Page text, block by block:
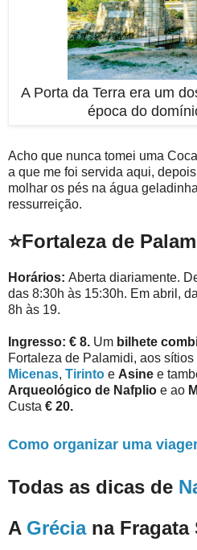
A Porta da Terra era um
época do
Acho que nunca tomei uma
a que me foi servida aqui,
molhar os pés na água
ressurreição.
⭐Fortaleza de
Horários: Aberta diariamente.
das 8:30h às 15:30h. Em abril,
8h às 19.
Ingresso: € 8. Um bilhete
Fortaleza de Palamidi, aos
Micenas, Tirinto e Asine e
Arqueológico de Nafplio e ao
Custa € 20.
Como organizar uma
Todas as dicas de
A Gréciana Fragata